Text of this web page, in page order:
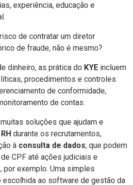
experiência, educação e
de contratar um diretor
de fraude, não é mesmo?
dinheiro, as prática do KYE incluem
procedimentos e controles
de conformidade,
de contas.
soluções que ajudam e
RH durante os recrutamentos,
à consulta de dados, que podem
CPF até ações judiciais e
por exemplo. Uma simples
escolhida ao software de gestão da